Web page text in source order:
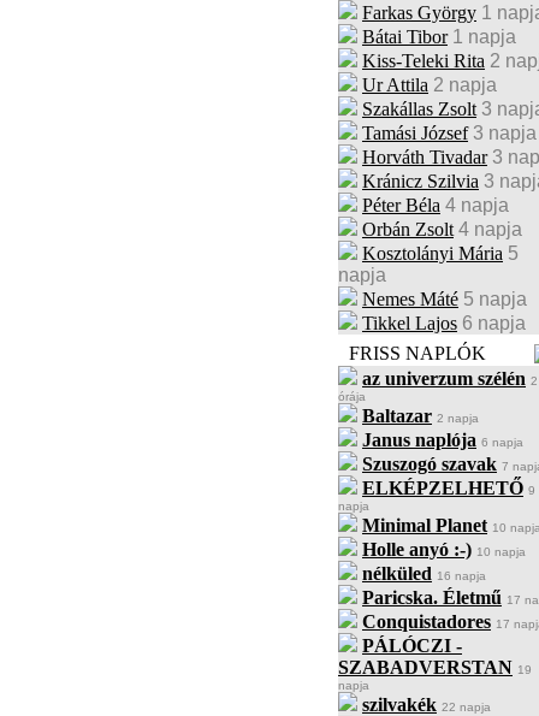
Farkas György 1
Bátai Tibor 1 napja
Kiss-Teleki Rita 2
Ur Attila 2 napja
Szakállas Zsolt 3
Tamási József 3 napja
Horváth Tivadar 3
Kránicz Szilvia 3
Péter Béla 4 napja
Orbán Zsolt 4 napja
Kosztolányi Mária 5
napja
Nemes Máté 5 napja
Tikkel Lajos 6 napja
FRISS NAPLÓK
az univerzum szélén 2
órája
Baltazar 2 napja
Janus naplója 6 napja
Szuszogó szavak 7
ELKÉPZELHETŐ 9
napja
Minimal Planet 10 napja
Holle anyó :-) 10 napja
nélküled 16 napja
Paricska. Életmű 17
Conquistadores 17
PÁLÓCZI -
SZABADVERSTAN 19
napja
szilvakék 22 napja